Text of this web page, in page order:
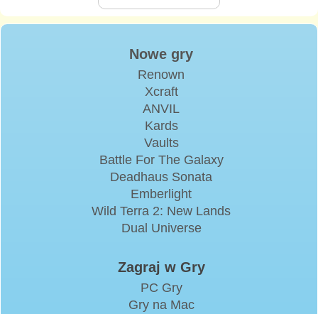
Nowe gry
Renown
Xcraft
ANVIL
Kards
Vaults
Battle For The Galaxy
Deadhaus Sonata
Emberlight
Wild Terra 2: New Lands
Dual Universe
Zagraj w Gry
PC Gry
Gry na Mac